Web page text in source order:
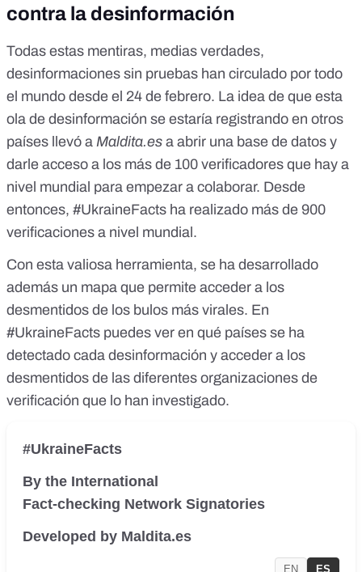
contra la desinformación
Todas estas mentiras, medias verdades,
desinformaciones sin pruebas han circulado por todo
el mundo desde el 24 de febrero. La idea de que esta
ola de desinformación se estaría registrando en otros
países llevó a Maldita.es a abrir una base de datos y
darle acceso a los más de 100 verificadores que hay a
nivel mundial para empezar a colaborar. Desde
entonces, #UkraineFacts ha realizado más de 900
verificaciones a nivel mundial.
Con esta valiosa herramienta, se ha desarrollado
además un mapa que permite acceder a los
desmentidos de los bulos más virales. En
#UkraineFacts puedes ver en qué países se ha
detectado cada desinformación y acceder a los
desmentidos de las diferentes organizaciones de
verificación que lo han investigado.
#UkraineFacts
By the International
Fact-checking Network Signatories
Developed by Maldita.es
EN ES